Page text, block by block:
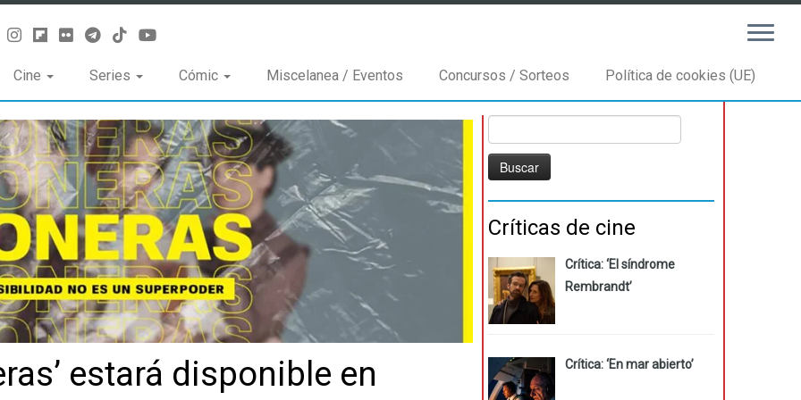
Cine Series Cómic Miscelanea / Eventos Concursos / Sorteos Política de cookies (UE)
estará disponible en
Críticas de cine
Crítica: ‘El síndrome
Rembrandt’
Crítica: ‘En mar abierto’